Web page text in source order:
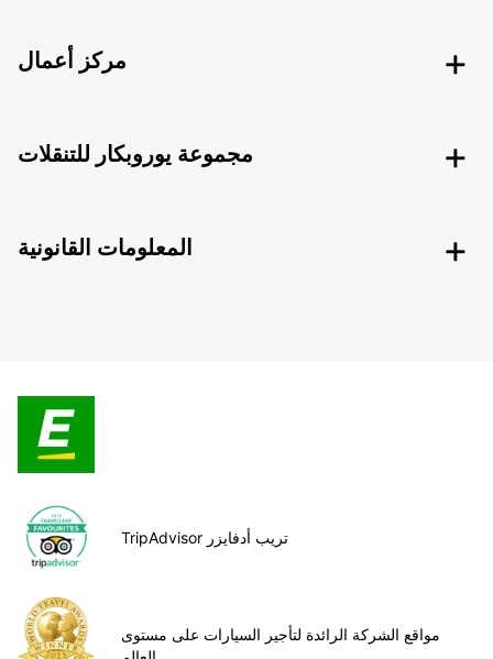
مركز أعمال
مجموعة يوروبكار للتنقلات
المعلومات القانونية
TripAdvisor تريب أدفايزر
مواقع الشركة الرائدة لتأجير السيارات على مستوى